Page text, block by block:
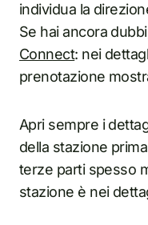
individua la
Se hai ancora
Connect: nei
prenotazione
Apri sempre i
della stazione
terze parti spesso
stazione è nei